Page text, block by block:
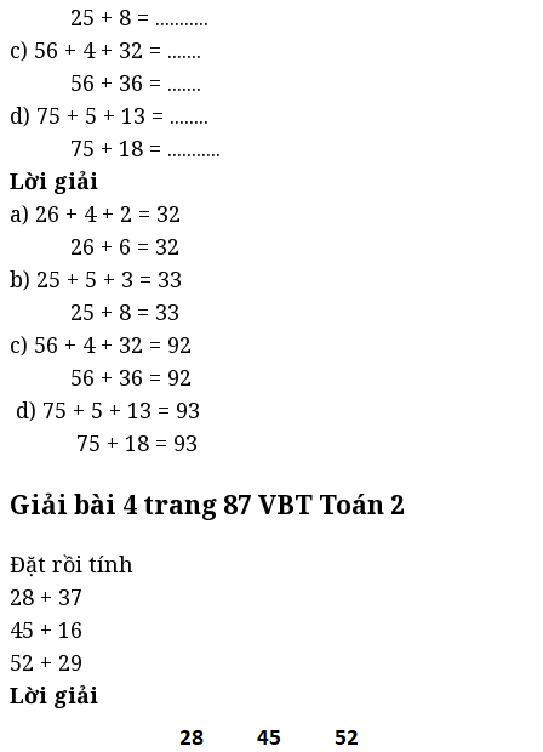
25 + 8 = ...........
c) 56 + 4 + 32 = .......
56 + 36 = .......
d) 75 + 5 + 13 = ........
75 + 18 = ...........
Lời giải
a) 26 + 4 + 2 = 32
26 + 6 = 32
b) 25 + 5 + 3 = 33
25 + 8 = 33
c) 56 + 4 + 32 = 92
56 + 36 = 92
d) 75 + 5 + 13 = 93
75 + 18 = 93
Giải bài 4 trang 87 VBT Toán 2
Đặt rồi tính
28 + 37
45 + 16
52 + 29
Lời giải